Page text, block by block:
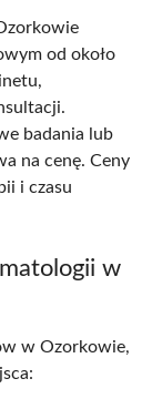
od około
badania lub
na cenę. Ceny
i czasu
w
w Ozorkowie,